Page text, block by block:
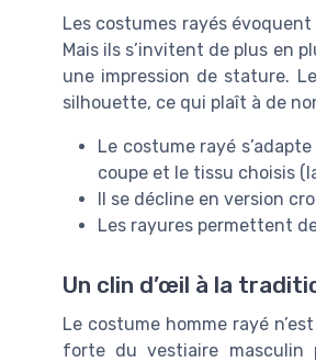
Les costumes rayés
Mais ils s’invitent de plus en
une impression de stature.
silhouette, ce qui plaît à de
Le costume rayé
coupe et le tissu choisis
Il se décline en version
Les rayures permettent
Un clin d’œil à la
Le costume homme rayé
forte du vestiaire masculin